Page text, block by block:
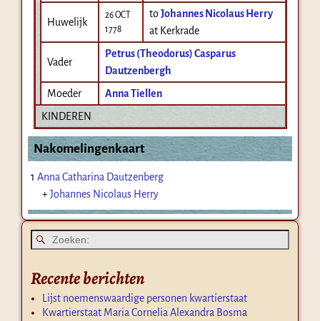
Huwelijk
26 OCT
1778
toJohannes Nicolaus Herry
at Kerkrade
Vader
Petrus (Theodorus) Casparus
Dautzenbergh
Moeder
Anna Tiellen
KINDEREN
Nakomelingenkaart
1 Anna Catharina Dautzenberg
+Johannes Nicolaus Herry
Recente berichten
Lijst noemenswaardige personen kwartierstaat
Kwartierstaat Maria Cornelia Alexandra Bosma